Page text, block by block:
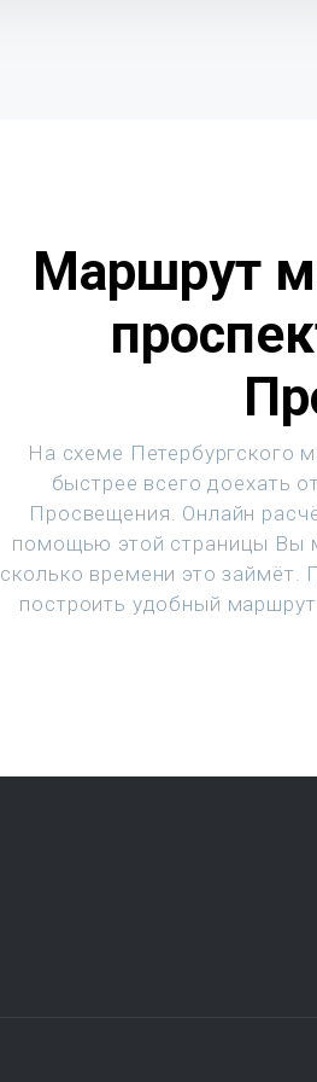
Маршрут
На схеме Петербургского
быстрее всего доехать
Просвещения. Онлайн
помощью этой страницы Вы
сколько времени это
построить удобный